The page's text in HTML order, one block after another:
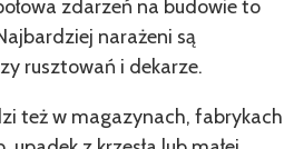
zdarzeń na budowie to
narażeni są
rusztowań i dekarze.
też w magazynach, fabrykach